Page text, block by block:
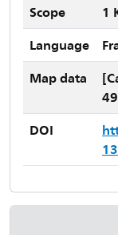
Scope
1
Language
Map data
DOI